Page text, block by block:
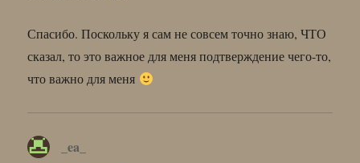
Спасибо. Поскольку я сам не совсем точно знаю, ЧТО
сказал, то это важное для меня подтверждение чего-то,
что важно для меня
_ea_